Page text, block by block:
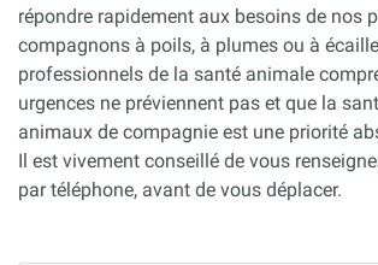
répondre rapidement aux besoins de nos
compagnons à poils, à plumes ou à
professionnels de la santé animale
urgences ne préviennent pas et que la
animaux de compagnie est une priorité
Il est vivement conseillé de vous
par téléphone, avant de vous déplacer.